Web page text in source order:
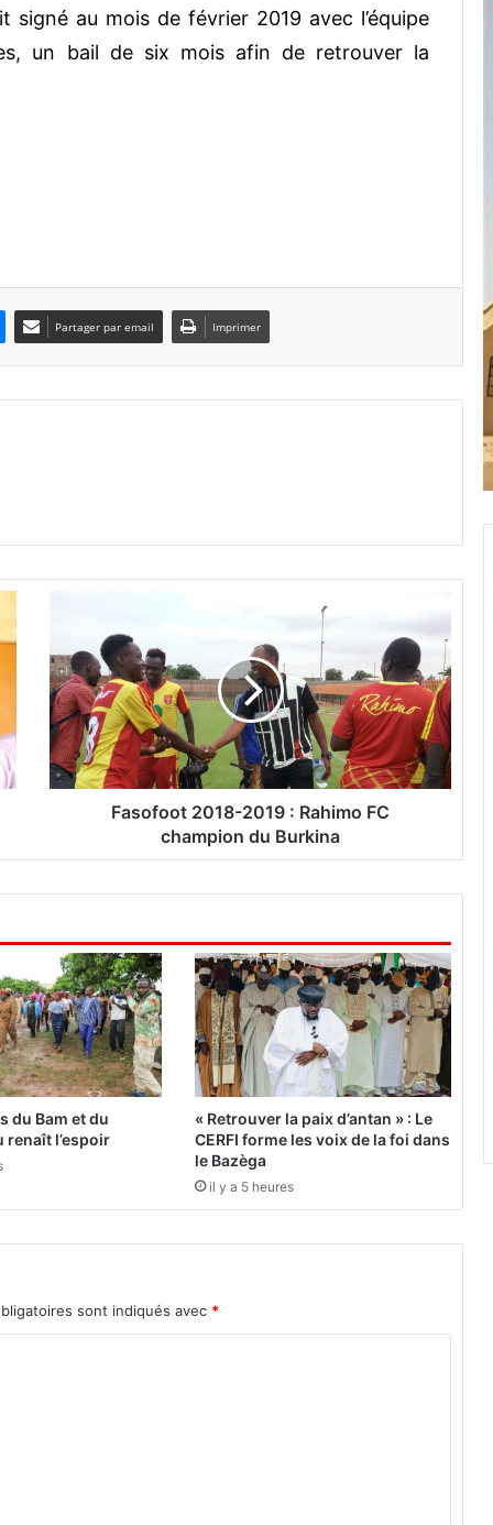
signé au mois de février 2019 avec l’équipe
un bail de six mois afin de retrouver la
Partager par email Imprimer
o
f
o
o
t
2
8
1
:
R
a
h
i
o
a
i
Fasofoot 2018-2019 : Rahimo FC
champion du Burkina
du Bam et du
renaît l’espoir
« Retrouver la paix d’antan » : Le
CERFI forme les voix de la foi dans
le Bazèga
il y a 5 heures
sont indiqués avec *